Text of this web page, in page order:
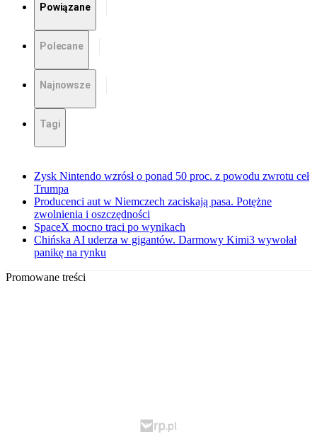
Powiązane
Polecane
Najnowsze
Tagi
Zysk Nintendo wzrósł o ponad 50 proc. z powodu zwrotu ceł
Trumpa
Producenci aut w Niemczech zaciskają pasa. Potężne
zwolnienia i oszczędności
SpaceX mocno traci po wynikach
Chińska AI uderza w gigantów. Darmowy Kimi3 wywołał
panikę na rynku
Promowane treści